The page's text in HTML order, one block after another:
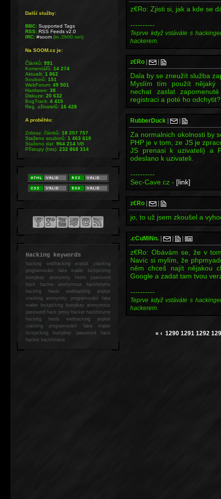
z€Ro: Zjisti si, jak a kde se
----------
Teprve když vstáváte s
hackerem.
z€Ro
Dala by se zneužít služba
Myslím tím použít nějaký
nechat zaslat
registraci a poté ho odchytit?
RubberDuck
Za normalnich okolnosti by
PHP je v tom, ze JS je
JS prenasi k uzivateli) a
odeslano k uzivateli.
----------
Sec-Cave.cz - [link]
z€Ro
jo, to už jsem zkoušel a
.cCuMiNn.
z€Ro: Obávám se, že v
Navíc si mylím, že
něm chceš najít nějakou
Google a zadat tam tvou
----------
Teprve když vstáváte s
hackerem.
« ‹ 1290 1291 1292
Další služby:
BBC: Supported Tags
RSS: RSS Feeds v2.0
IRC: #soom(irc.2600.net)
Na SOOM.cz je:
Článků:991
Komentářů:14 274
Aktualit:1 862
Souborů:151
WebForum:49 501
Hardware:38
Diskuze:20 632
BugTrack:4 415
Reg. uživatelů:16 428
A proběhlo:
Zobraz. článků:18 257 757
Staženo souborů:1 463 610
Staženo dat:964 214MB
Přístupy (hits):232 868 314
Hacking keywords
hackingwebhacking exploit cracking
programování fake mailer lockpicking
bumpkey anonymity heslo password
hackhacker anonymous hackforums
hackingheslo webhacking exploit
cracking anonymity programování fake
mailer lockpicking bumpkey anonymous
password hack proxy hacker hackforums
hacking heslo webhacking exploit
cracking programování fake mailer
lockpicking bumpkey password hack
hackerhackforums